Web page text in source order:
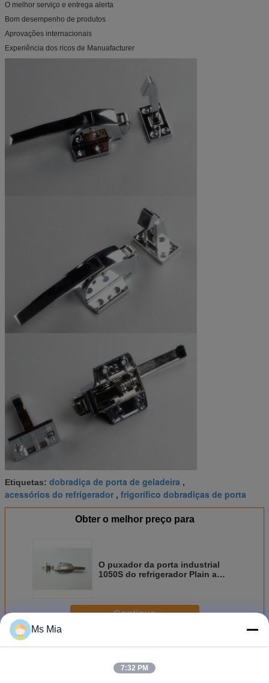
O melhor serviço e entrega alerta
Bom desempenho de produtos
Aprovações internacionais
Experiência dos ricos de Manuafacturer
Etiquetas: dobradiça de porta de geladeira ,
acessórios do refrigerador , frigorífico dobradiças de porta
Obter o melhor preço para
O puxador da porta industrial
1050S do refrigerador Plain a
Continue
MaisDobradiça de frigorífico
Ms Mia
7:32 PM